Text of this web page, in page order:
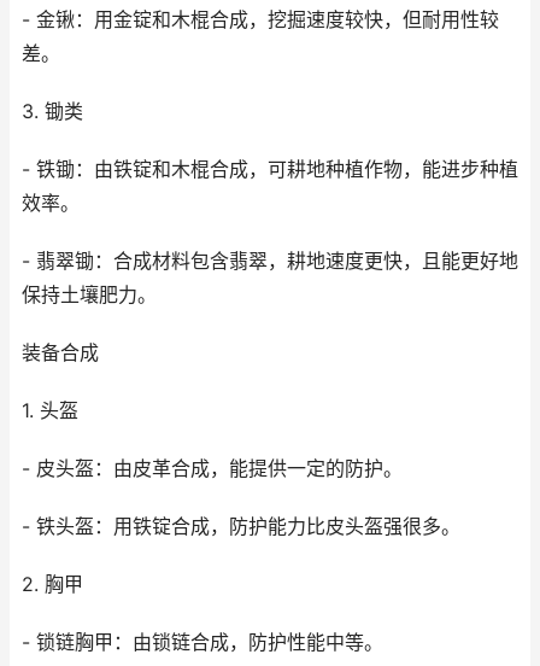
- 金锹：用金锭和木棍合成，挖掘速度较快，但耐用性较
差。
3. 锄类
- 铁锄：由铁锭和木棍合成，可耕地种植作物，能进步种植
效率。
- 翡翠锄：合成材料包含翡翠，耕地速度更快，且能更好地
保持土壤肥力。
装备合成
1. 头盔
- 皮头盔：由皮革合成，能提供一定的防护。
- 铁头盔：用铁锭合成，防护能力比皮头盔强很多。
2. 胸甲
- 锁链胸甲：由锁链合成，防护性能中等。